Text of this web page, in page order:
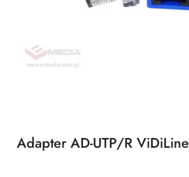
Adapter AD-UTP/R ViDiLine